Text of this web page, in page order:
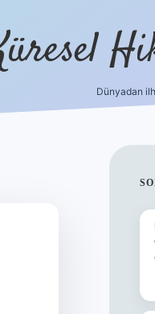
Dünyadan